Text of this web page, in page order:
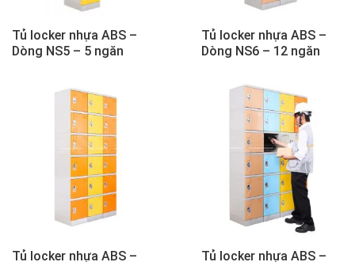
Tủ locker nhựa ABS –
Dòng NS5 – 5 ngăn
Tủ locker nhựa ABS –
Dòng NS6 – 12 ngăn
Tủ locker nhựa ABS – Tủ locker nhựa ABS –